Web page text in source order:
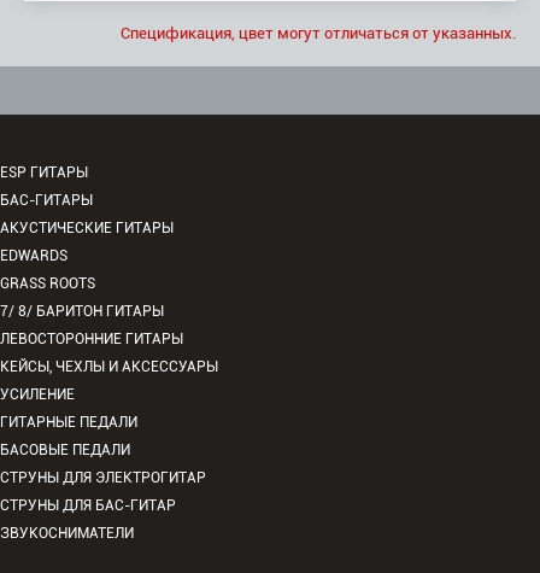
Спецификация, цвет могут отличаться от указанных.
ESP ГИТАРЫ
БАС-ГИТАРЫ
АКУСТИЧЕСКИЕ ГИТАРЫ
EDWARDS
GRASS ROOTS
7/ 8/ БАРИТОН ГИТАРЫ
ЛЕВОСТОРОННИЕ ГИТАРЫ
КЕЙСЫ, ЧЕХЛЫ И АКСЕССУАРЫ
УСИЛЕНИЕ
ГИТАРНЫЕ ПЕДАЛИ
БАСОВЫЕ ПЕДАЛИ
СТРУНЫ ДЛЯ ЭЛЕКТРОГИТАР
СТРУНЫ ДЛЯ БАС-ГИТАР
ЗВУКОСНИМАТЕЛИ